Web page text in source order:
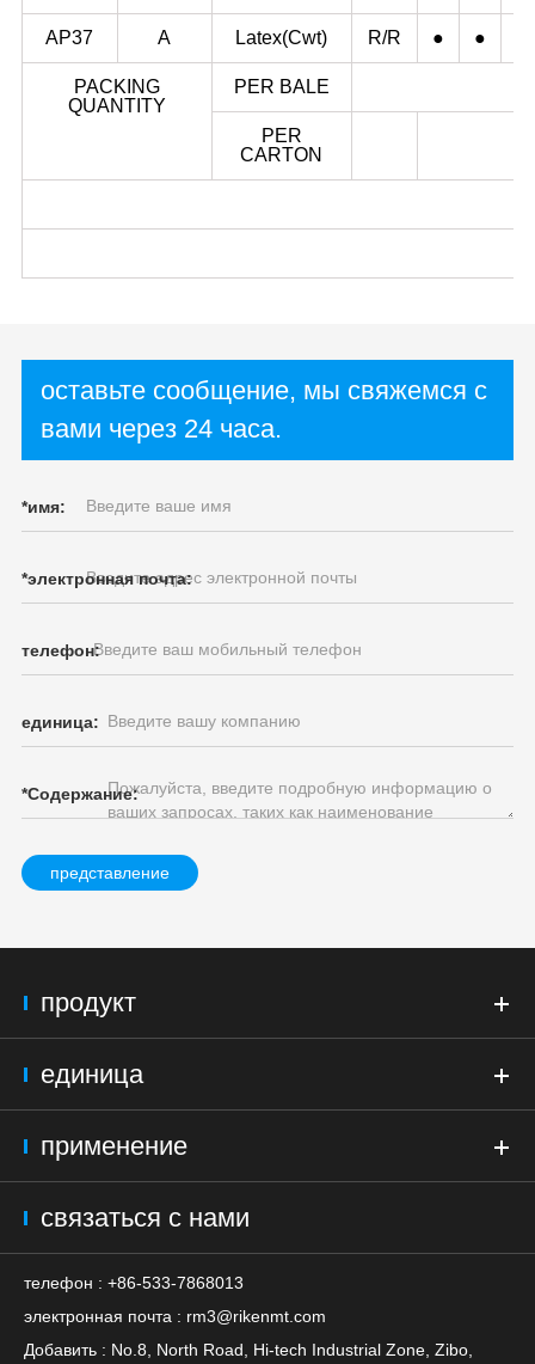
AP37 A Latex(Cwt) R/R ● ●
PACKING
QUANTITY
PER BALE
PER
CARTON
оставьте сообщение, мы свяжемся с
вами через 24 часа.
*имя:
*электронная почта:
телефон:
единица:
*Содержание:
представление
продукт
единица
применение
связаться с нами
телефон : +86-533-7868013
электронная почта : rm3@rikenmt.com
Добавить : No.8, North Road, Hi-tech Industrial Zone, Zibo,